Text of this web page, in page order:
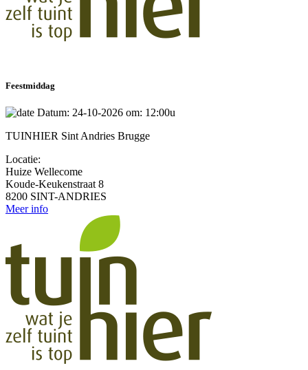
Feestmiddag
Datum: 24-10-2026 om: 12:00u
TUINHIER Sint Andries Brugge
Locatie:
Huize Wellecome
Koude-Keukenstraat 8
8200 SINT-ANDRIES
Meer info